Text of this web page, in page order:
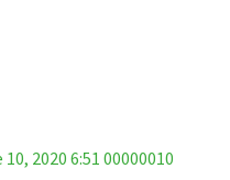
2020 6:51 00000010